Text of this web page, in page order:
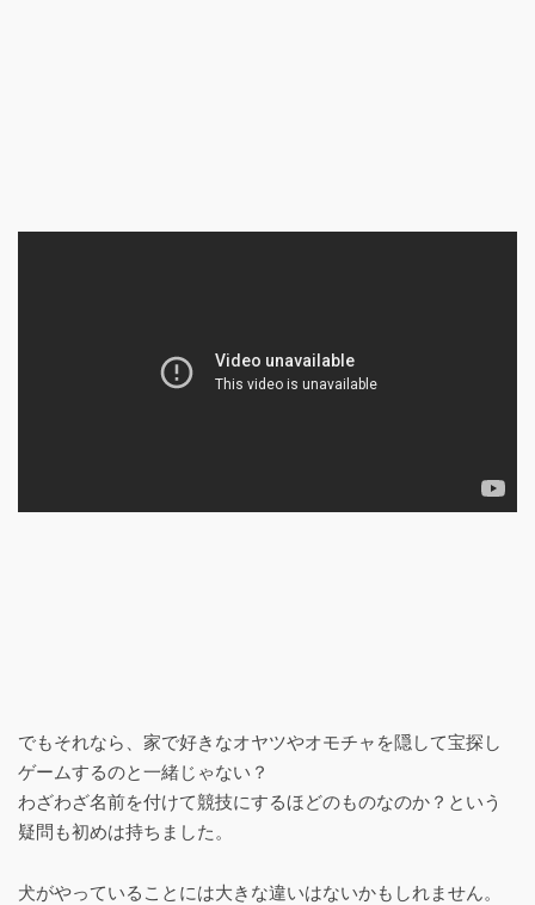
でもそれなら、家で好きなオヤツやオモチャを隠して宝探し
ゲームするのと一緒じゃない？
わざわざ名前を付けて競技にするほどのものなのか？という
疑問も初めは持ちました。
犬がやっていることには大きな違いはないかもしれません。